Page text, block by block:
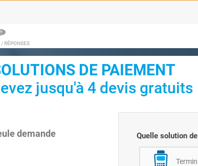
RÉPONSES
DE PAIEMENT
jusqu'à 4 devis gratuits
demande Quelle solution